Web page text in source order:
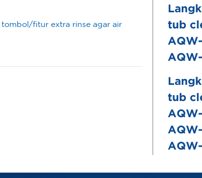
fitur extra rinse agar air
tub
tub